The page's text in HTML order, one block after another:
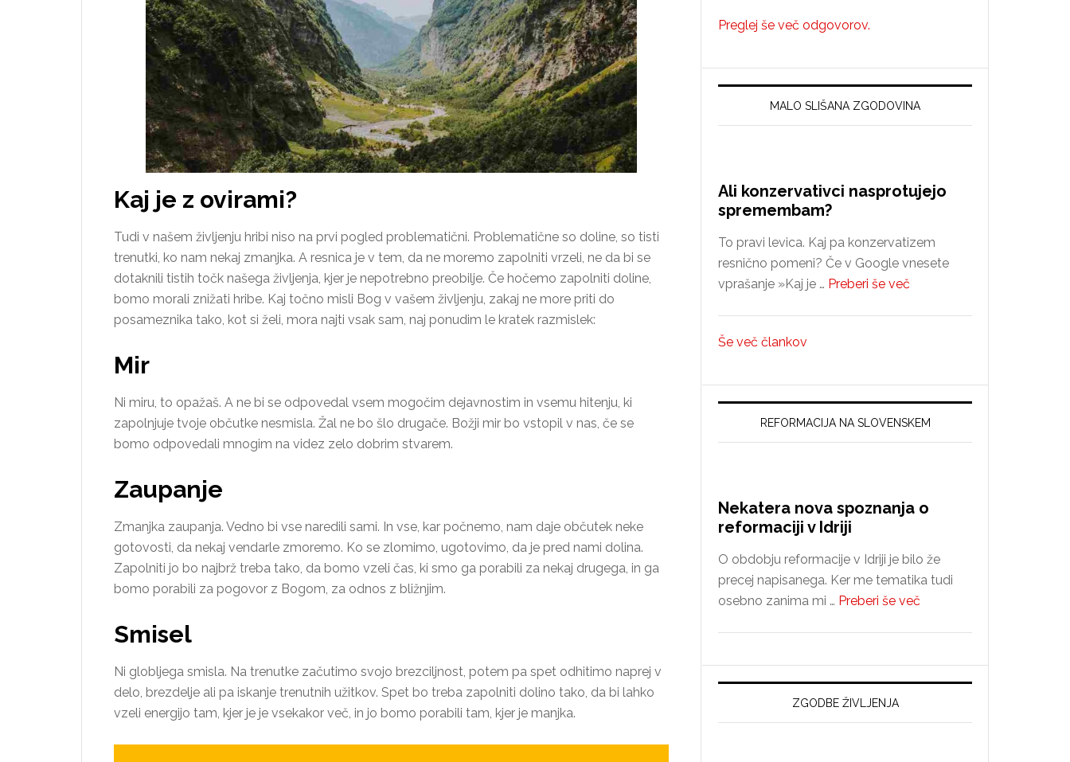
Kaj je z ovirami?
Tudi v našem življenju hribi niso na prvi pogled problematični. Problematične so doline, so tisti
trenutki, ko nam nekaj zmanjka. A resnica je v tem, da ne moremo zapolniti vrzeli, ne da bi se
dotaknili tistih točk našega življenja, kjer je nepotrebno preobilje. Če hočemo zapolniti doline,
bomo morali znižati hribe. Kaj točno misli Bog v vašem življenju, zakaj ne more priti do
posameznika tako, kot si želi, mora najti vsak sam, naj ponudim le kratek razmislek:
Mir
Ni miru, to opažaš. A ne bi se odpovedal vsem mogočim dejavnostim in vsemu hitenju, ki
zapolnjuje tvoje občutke nesmisla. Žal ne bo šlo drugače. Božji mir bo vstopil v nas, če se
bomo odpovedali mnogim na videz zelo dobrim stvarem.
Zaupanje
Zmanjka zaupanja. Vedno bi vse naredili sami. In vse, kar počnemo, nam daje občutek neke
gotovosti, da nekaj vendarle zmoremo. Ko se zlomimo, ugotovimo, da je pred nami dolina.
Zapolniti jo bo najbrž treba tako, da bomo vzeli čas, ki smo ga porabili za nekaj drugega, in ga
bomo porabili za pogovor z Bogom, za odnos z bližnjim.
Smisel
Ni globljega smisla. Na trenutke začutimo svojo brezciljnost, potem pa spet odhitimo naprej v
delo, brezdelje ali pa iskanje trenutnih užitkov. Spet bo treba zapolniti dolino tako, da bi lahko
vzeli energijo tam, kjer je je vsekakor več, in jo bomo porabili tam, kjer je manjka.
Preglej še več odgovorov.
MALO SLIŠANA ZGODOVINA
Ali konzervativci nasprotujejo
spremembam?
To pravi levica. Kaj pa konzervatizem
resnično pomeni? Če v Google vnesete
vprašanje »Kaj je … Preberi še več
Še več člankov
REFORMACIJA NA SLOVENSKEM
Nekatera nova spoznanja o
reformaciji v Idriji
O obdobju reformacije v Idriji je bilo že
precej napisanega. Ker me tematika tudi
osebno zanima mi … Preberi še več
spoznanja
o
v
ZGODBE ŽIVLJENJA